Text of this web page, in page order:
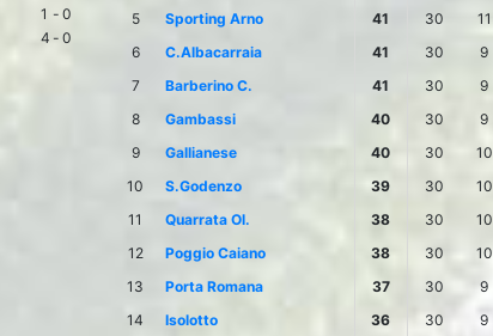
1 - 0
4 - 0
5
Sporting Arno 41 30 11
6
C.Albacarraia 41 30 9
7
Barberino C. 41 30 9
8
Gambassi 40 30 9
9
Gallianese 40 30 10
10
S.Godenzo 39 30 10
11
Quarrata Ol. 38 30 10
12
Poggio Caiano 38 30 10
13
Porta Romana 37 30 9
14
Isolotto 36 30 9